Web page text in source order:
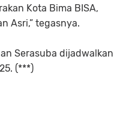
Kota Bima BISA,
Asri,” tegasnya.
Serasuba dijadwalkan
(***)